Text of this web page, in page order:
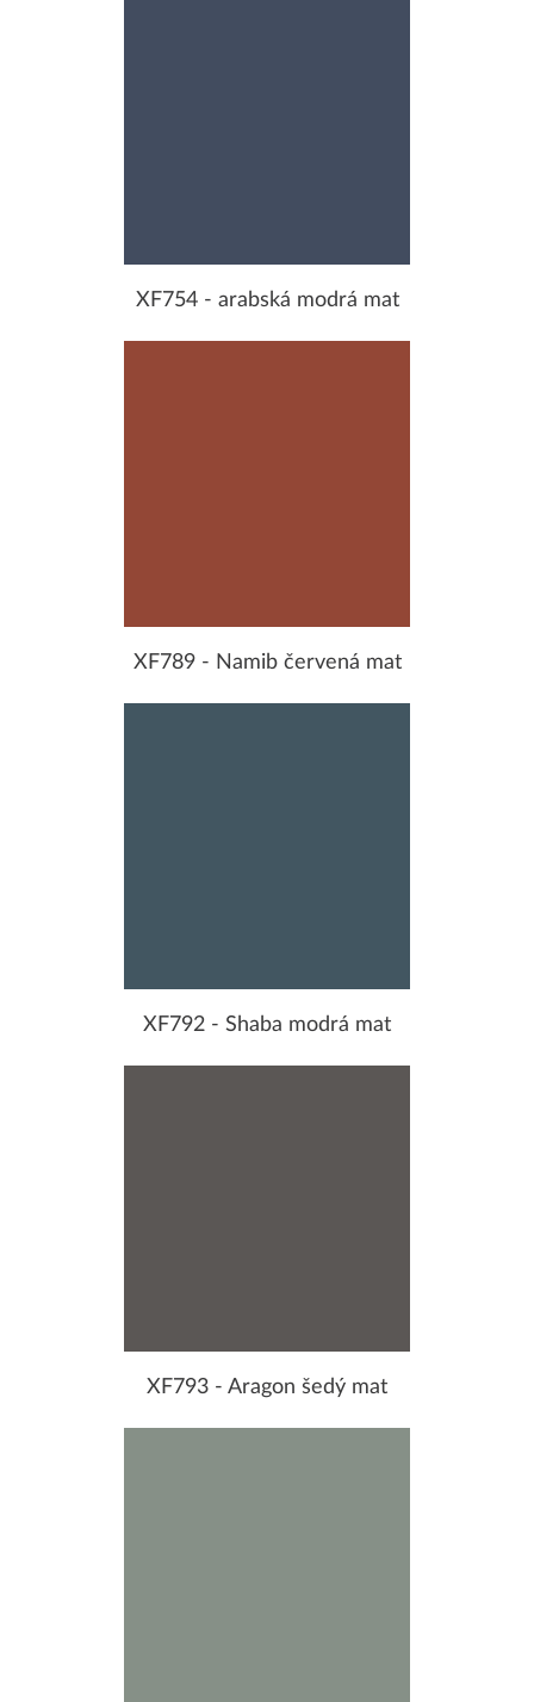
XF754 - arabská modrá mat
XF789 - Namib červená mat
XF792 - Shaba modrá mat
XF793 - Aragon šedý mat